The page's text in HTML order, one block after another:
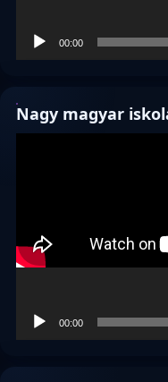
00:00
Nagy magyar
00:00